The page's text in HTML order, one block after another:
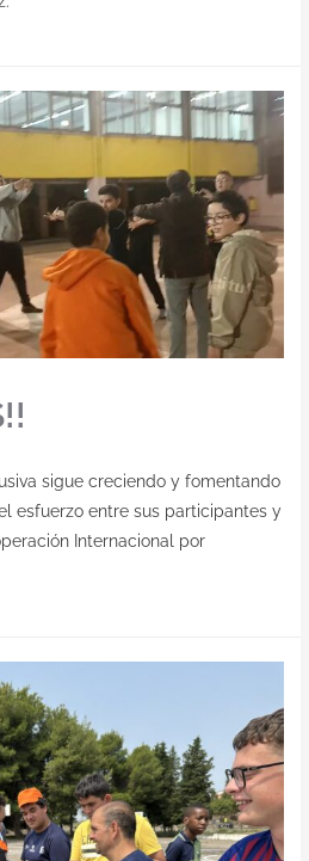
sigue creciendo y fomentando
esfuerzo entre sus participantes y
Internacional por